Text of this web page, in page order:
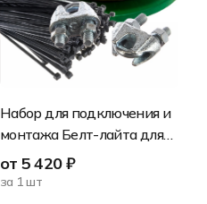
Набор для подключения и
монтажа Белт-лайта для
бухты 50 метров
от 5 420 ₽
за 1 шт